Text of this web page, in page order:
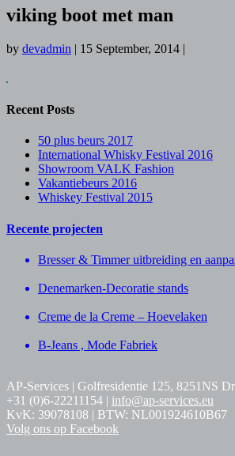
viking boot met man
by devadmin | 15 September, 2014 |
Recent Posts
50 plus beurs 2017
International Whisky Festival 2016
Showroom VALK Fashion
Vakantiebeurs 2016
Whiskey Festival 2015
Recente projecten
Bresser & Timmer uitbreiding en
Denemarken-Decoratie stands
Creme de la Creme – Hoevelaken
B-Jeans , Mode Fabriek
AP-Services | Golfresidentie 125, 8251NS
+31 (0)6-22211154 | info@ap-services.eu
KvK: 39078108 | BTW: NL001924610B67
Volg ons op Facebook